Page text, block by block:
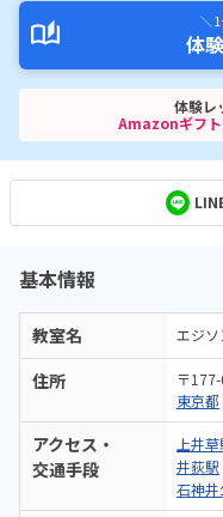
＼
体
体験レ
Amazonギフ
基本情報
教室名 エジ
住所
〒
東京都
アクセス・
交通手段
上井草
井荻駅
石神井